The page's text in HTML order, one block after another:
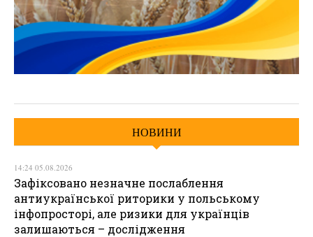
НОВИНИ
14:24 05.08.2026
Зафіксовано незначне послаблення
антиукраїнської риторики у польському
інфопросторі, але ризики для українців
залишаються – дослідження